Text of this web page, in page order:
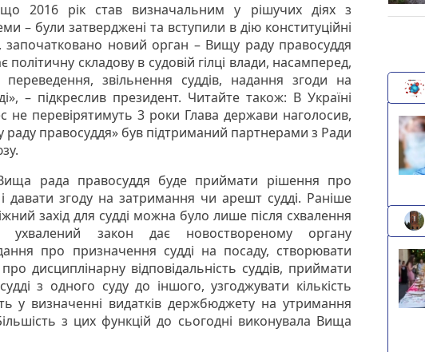
2016 рік став визначальним у рішучих діях з
– були затверджені та вступили в дію конституційні
започатковано новий орган – Вищу раду правосуддя
складову в судовій гілці влади, насамперед,
звільнення суддів, надання згоди на
– підкреслив президент. Читайте також: В Україні
не перевірятимуть 3 роки Глава держави наголосив,
правосуддя» був підтриманий партнерами з Ради
рада правосуддя буде приймати рішення про
давати згоду на затримання чи арешт судді. Раніше
захід для судді можна було лише після схвалення
ухвалений закон дає новоствореному органу
про призначення судді на посаду, створювати
дисциплінарну відповідальність суддів, приймати
з одного суду до іншого, узгоджувати кількість
у визначенні видатків держбюджету на утримання
з цих функцій до сьогодні виконувала Вища